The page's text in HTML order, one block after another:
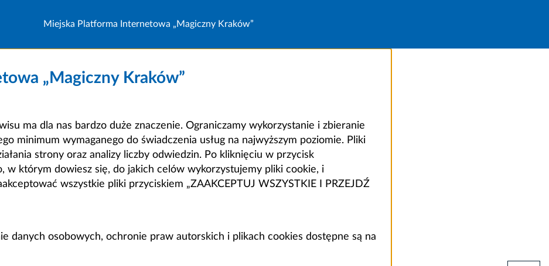
Miejska Platforma Internetowa „Magiczny Kraków”
„Magiczny Kraków”
ma dla nas bardzo duże znaczenie. Ograniczamy wykorzystanie i zbieranie
minimum wymaganego do świadczenia usług na najwyższym poziomie. Pliki
strony oraz analizy liczby odwiedzin. Po kliknięciu w przycisk
w którym dowiesz się, do jakich celów wykorzystujemy pliki cookie, i
wszystkie pliki przyciskiem „ZAAKCEPTUJ WSZYSTKIE I PRZEJDŹ
danych osobowych, ochronie praw autorskich i plikach cookies dostępne są na